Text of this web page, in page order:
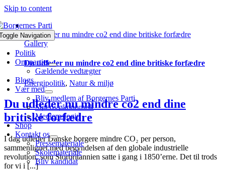
Skip to content
Navigation
Politik
Om partiet
Gældende vedtægter
Blogs
Vær med
Bliv medlem af Borgernes Parti
Støt os økonomisk
Medlemslogin
Shop
Kontakt os
Pressemateriale
Skolemateriale
Bliv kandidat
Du udleder nu mindre co2 end dine britiske forfædre
Gallery
Du udleder nu mindre co2 end dine britiske forfædre
Energipolitik, Natur & miljø
Du udleder nu mindre co2 end dine
britiske forfædre
I dag udleder Danske borgere mindre CO₂ per person,
sammenlignet med begyndelsen af den globale industrielle
revolution, som Storbritannien satte i gang i 1850’erne. Det til trods
for vi i [...]